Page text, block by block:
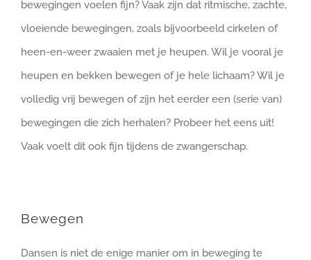
bewegingen voelen fijn? Vaak zijn dat ritmische, zachte,
vloeiende bewegingen, zoals bijvoorbeeld cirkelen of
heen-en-weer zwaaien met je heupen. Wil je vooral je
heupen en bekken bewegen of je hele lichaam? Wil je
volledig vrij bewegen of zijn het eerder een (serie van)
bewegingen die zich herhalen? Probeer het eens uit!
Vaak voelt dit ook fijn tijdens de zwangerschap.
Bewegen
Dansen is niet de enige manier om in beweging te